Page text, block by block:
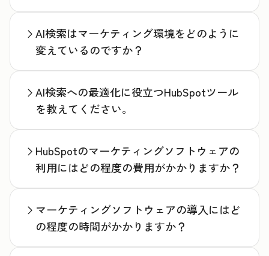
AI検索はマーケティング環境をどのように
変えているのですか？
AI検索への最適化に役立つHubSpotツール
を教えてください。
HubSpotのマーケティングソフトウェアの
利用にはどの程度の費用がかかりますか？
マーケティングソフトウェアの導入にはど
の程度の時間がかかりますか？